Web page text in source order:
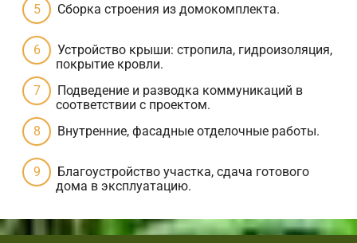
Сборка строения из домокомплекта.
Устройство крыши: стропила, гидроизоляция,
покрытие кровли.
Подведение и разводка коммуникаций в
соответствии с проектом.
Внутренние, фасадные отделочные работы.
Благоустройство участка, сдача готового
дома в эксплуатацию.